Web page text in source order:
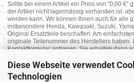
Diese Webseite verwendet
Technologien
Sollte bei einem Artikel ein Preis von "0,00 €"
der Artikel nicht lagermässig vorhanden ist,
werden kann. Wir können Ihnen auch für alle
insbesondere Honda, Kawasaki, Suzuki,
Original Ersatzteile beschaffen. Am
originale Teilenummer des Herstellers haben.
Kontaktformular anfragen. Sie erhalten dann